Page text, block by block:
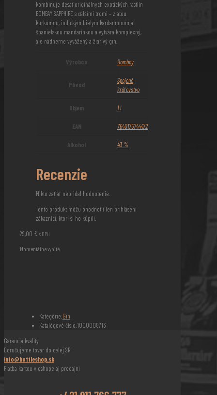
kombinuje desať originálnych exotických rastlín
BOMBAY SAPPHIRE s ďalšími tromi – zlatou
kurkumou, indickým bielym kardamónom a
španielskou mandarínkou a vytvára komplexný,
ale nádherne vyvážený a žiarivý gin.
Výrobca Bombay
Pôvod
Spojené
kráľovstvo
Objem 1 l
EAN 7640175744472
Alkohol 43 %
Recenzie
Nikto zatiaľ nepridal hodnotenie.
Tento produkt môžu ohodnotiť len prihlásení
zákazníci, ktorí si ho kúpili.
29,00 € s DPH
Momentálne vypité
Kategórie:Gin
Katalógové číslo:1000008713
Garancia kvality
Doručujeme tovar do celej SR
info@bottleshop.sk
Platba kartou v eshope aj predajni